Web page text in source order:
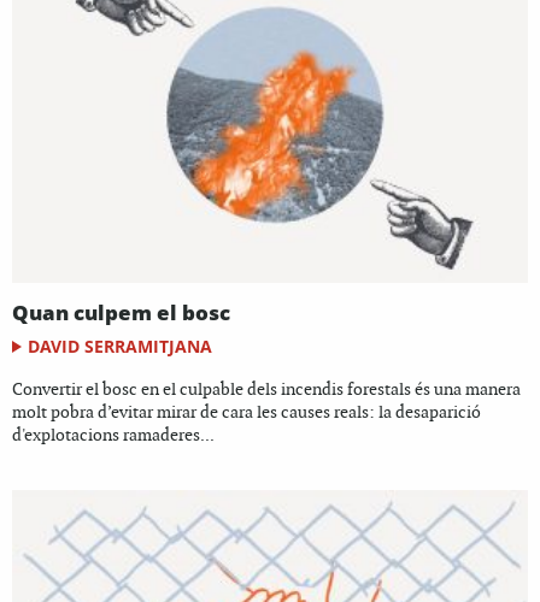
Quan culpem el bosc
DAVID SERRAMITJANA
Convertir el bosc en el culpable dels incendis forestals és una manera
molt pobra d’evitar mirar de cara les causes reals: la desaparició
d'explotacions ramaderes...